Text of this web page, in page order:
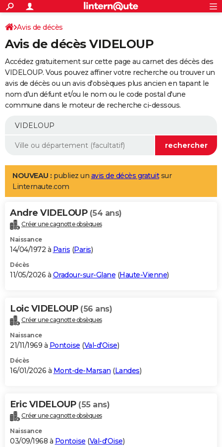
ACTUALITÉS
Politique
Société
Faits Divers
Education
Monde
Villes
+
SPORT
Coupe du monde 2026
Football
Tennis
Cyclisme
Rugby
Forum
Programme TV
TNT
Streaming
Cinéma
Sorties cinéma
Musique
+
FINANCE
Retraite
Epargne
Immobilier
Risques naturels par ville
Banque
Assurance
AUTO
Essais
Réserver un essai
Citadines
Berlines
SUV
Forum auto
+
Mobiles
Meilleur smartphone
Internet
Ordinateurs
Jeux vidéo
Guide high-tech
Aménagement intérieur
LIFESTYLE
Art de vivre
Bien-être
Loisirs
Mode
Modes de vie
Alimentation
Guide de la santé
Maladies
Médicaments
Sommeil
VOYAGE
Destinations
City break
Voyage nature
Voyage de noces
Forum
Climat
+PHOTO
GUIDES D'ACHAT
BONS PLANS
Carte de Noël
Carte Bonne année
Carte Saint-Valentin
Carte Pâques
Carte d'anniversaire
DICTIONNAIRE
Dictionnaire
Biographies
Citations
Expressions
Proverbes
PROGRAMME TV
S'inscrire
Se connecter
Lycées
Collèges
Primaires
Universités
Entreprises
Service militaire
Avis de recherche
AVIS DE DÉCÈS
Bricolage
Lifestyle
Culture
Sport
Auto
Television
Voyage
Cinema
Avis de décès
Avis de décès VIDELOUP
Accédez gratuitement sur cette page au carnet des décès des
VIDELOUP. Vous pouvez affiner votre recherche ou trouver un
avis de décès ou un avis d'obsèques plus ancien en tapant le
nom d'un défunt et/ou le nom ou le code postal d'une
commune dans le moteur de recherche ci-dessous.
NOUVEAU : publiez un avis de décès gratuitsur
Linternaute.com
Andre VIDELOUP (54 ans)
Créer une cagnotte obsèques
Naissance
14/04/1972 à Paris (Paris)
Décès
11/05/2026 à Oradour-sur-Glane (Haute-Vienne)
Loic VIDELOUP (56 ans)
Créer une cagnotte obsèques
Naissance
21/11/1969 à Pontoise (Val-d'Oise)
Décès
16/01/2026 à Mont-de-Marsan (Landes)
Eric VIDELOUP (55 ans)
Créer une cagnotte obsèques
Naissance
03/09/1968 à Pontoise (Val-d'Oise)